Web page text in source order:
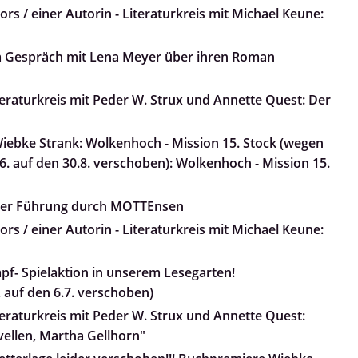
/ einer Autorin - Literaturkreis mit Michael Keune:
mit Lena Meyer über ihren Roman
mit Peder W. Strux und Annette Quest: Der
Strank: Wolkenhoch - Mission 15. Stock (wegen
auf den 30.8. verschoben): Wolkenhoch - Mission 15.
Führung durch MOTTEnsen
/ einer Autorin - Literaturkreis mit Michael Keune:
Spielaktion in unserem Lesegarten!
den 6.7. verschoben)
mit Peder W. Strux und Annette Quest:
Martha Gellhorn"